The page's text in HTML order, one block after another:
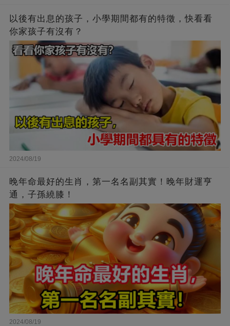
以後有出息的孩子，小學期間都有的特徵，快看看
你家孩子有沒有？
2024/08/19
晚年命最好的生肖，第一名名副其實！晚年財運亨
通，子孫繞膝！
2024/08/19